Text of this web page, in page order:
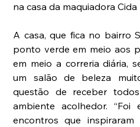
na casa da maquiadora Cida
A casa, que fica no bairro
ponto verde em meio aos
em meio a correria diária,
um salão de beleza
questão de receber
ambiente acolhedor.
encontros que